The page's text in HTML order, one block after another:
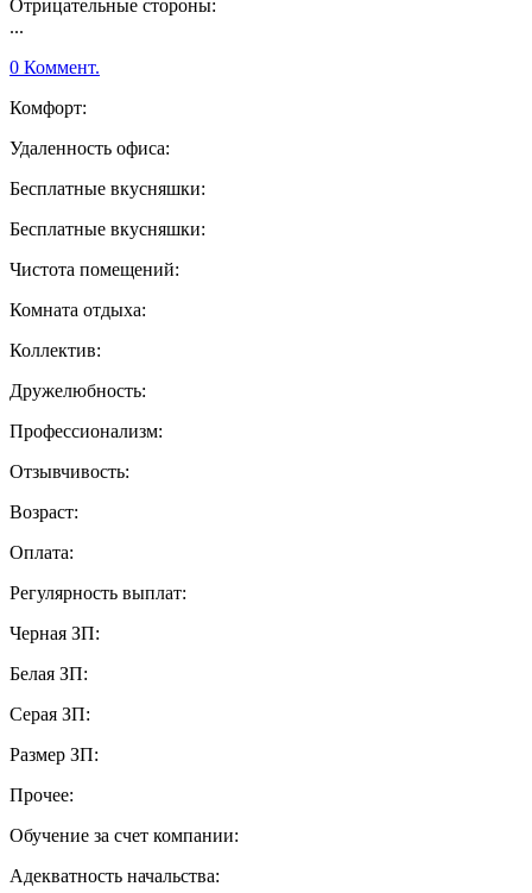
Отрицательные стороны:
...
0 Коммент.
Комфорт:
Удаленность офиса:
Бесплатные вкусняшки:
Бесплатные вкусняшки:
Чистота помещений:
Комната отдыха:
Коллектив:
Дружелюбность:
Профессионализм:
Отзывчивость:
Возраст:
Оплата:
Регулярность выплат:
Черная ЗП:
Белая ЗП:
Серая ЗП:
Размер ЗП:
Прочее:
Обучение за счет компании:
Адекватность начальства: